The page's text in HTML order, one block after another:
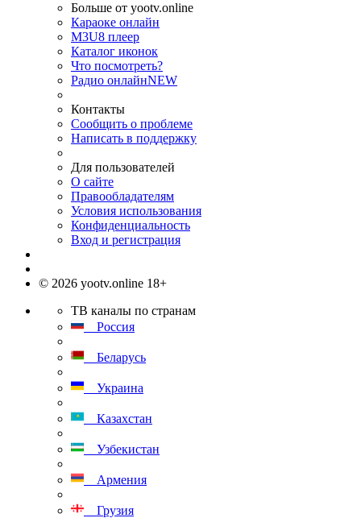
Больше от yootv.online
Караоке онлайн
M3U8 плеер
Каталог иконок
Что посмотреть?
Радио онлайнNEW
Контакты
Сообщить о проблеме
Написать в поддержку
Для пользователей
О сайте
Правообладателям
Условия использования
Конфиденциальность
Вход и регистрация
© 2026 yootv.online 18+
ТВ каналы по странам
Россия
Беларусь
Украина
Казахстан
Узбекистан
Армения
Грузия